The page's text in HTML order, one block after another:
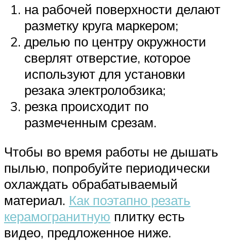
на рабочей поверхности делают
разметку круга маркером;
дрелью по центру окружности
сверлят отверстие, которое
используют для установки
резака электролобзика;
резка происходит по
размеченным срезам.
Чтобы во время работы не дышать
пылью, попробуйте периодически
охлаждать обрабатываемый
материал. Как поэтапно резать
керамогранитную плитку есть
видео, предложенное ниже.